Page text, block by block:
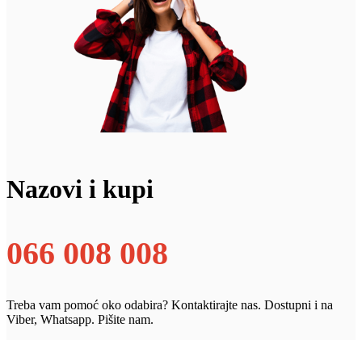
Nazovi i kupi
066 008 008
Treba vam pomoć oko odabira? Kontaktirajte nas. Dostupni i na
Viber, Whatsapp. Pišite nam.